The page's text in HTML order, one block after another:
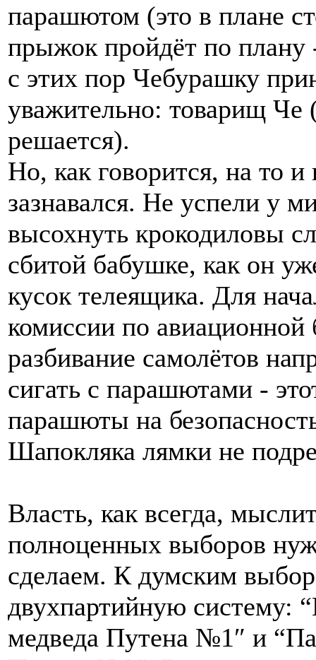
парашютом (это в плане
прыжок пройдёт по плану
с этих пор Чебурашку
уважительно: товарищ Че
решается).
Но, как говорится, на то
зазнавался. Не успели у
высохнуть крокодиловы
сбитой бабушке, как он
кусок телеящика. Для
комиссии по авиационной
разбивание самолётов
сигать с парашютами -
парашюты на
Шапокляка лямки не
Власть, как всегда,
полноценных выборов
сделаем. К думским
двухпартийную систему:
медведа Путена №1″ и